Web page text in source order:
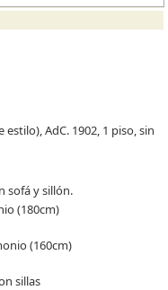
AdC. 1902, 1 piso, sin
sofá y sillón.
(180cm)
(160cm)
sillas